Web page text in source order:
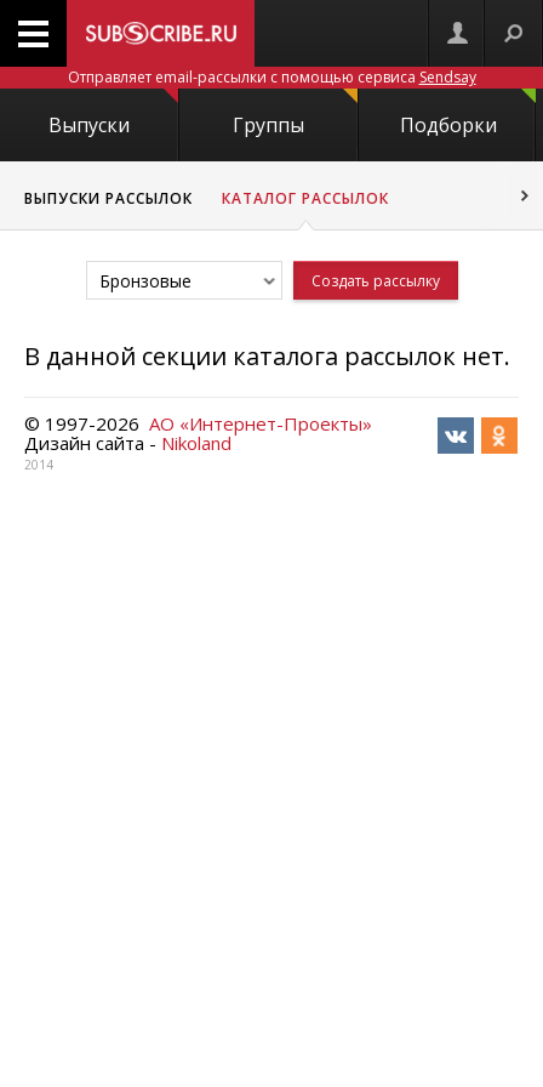
Отправляет email-рассылки с помощью сервиса Sendsay
Выпуски Группы Подборки
ВЫПУСКИ РАССЫЛОК КАТАЛОГ РАССЫЛОК
Бронзовые Создать рассылку
В данной секции каталога рассылок нет.
© 1997-2026 АО «Интернет-Проекты»
Дизайн сайта - Nikoland
2014